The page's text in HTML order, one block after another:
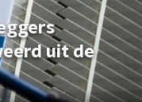
uit de